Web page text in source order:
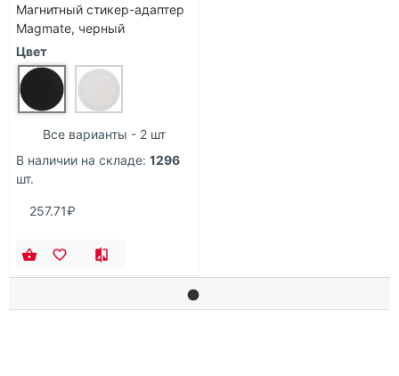
Магнитный стикер-адаптер
Magmate, черный
Цвет
Все варианты - 2 шт
В наличии на складе: 1296
шт.
257.71₽